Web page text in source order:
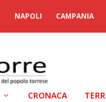
NAPOLI CAMPANIA
CRONACA